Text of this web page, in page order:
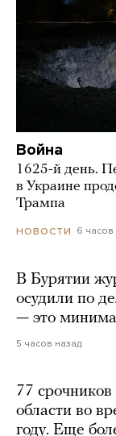
Война
1625-й день.
в Украине
Трампа
НОВОСТИ 6 часов
В Бурятии
осудили по
— это
5 часов назад
77
области во
году. Еще